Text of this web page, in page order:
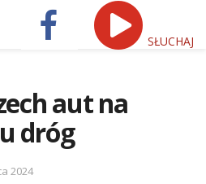
SŁUCHAJ
aut na
dróg
2024